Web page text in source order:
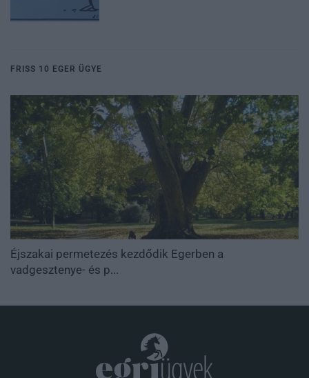
FRISS 10 EGER ÜGYE
Éjszakai permetezés kezdődik Egerben a
vadgesztenye- és p...